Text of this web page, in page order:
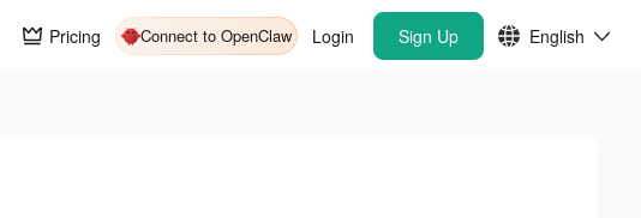
Pricing Connect to OpenClaw Login Sign Up English